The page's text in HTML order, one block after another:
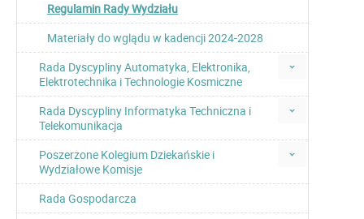
Regulamin Rady Wydziału
Materiały do wglądu w kadencji 2024-2028
Rada Dyscypliny Automatyka, Elektronika,
Elektrotechnika i Technologie Kosmiczne
Rada Dyscypliny Informatyka Techniczna i
Telekomunikacja
Poszerzone Kolegium Dziekańskie i
Wydziałowe Komisje
Rada Gospodarcza